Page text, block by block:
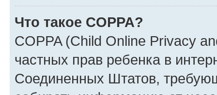
Что такое COPPA?
COPPA (Child Online Privacy
частных прав ребенка в
Соединенных Штатов,